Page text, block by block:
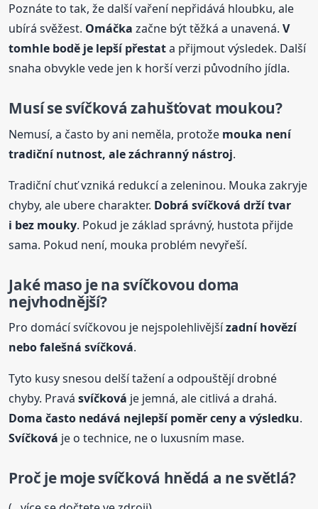
Poznáte to tak, že další vaření nepřidává hloubku, ale
ubírá svěžest. Omáčka začne být těžká a unavená.V
tomhle bodě je lepší přestata přijmout výsledek. Další
snaha obvykle vede jen k horší verzi původního jídla.
Musí sesvíčková zahušťovat moukou?
Nemusí, a často by ani neměla, protože mouka není
tradiční nutnost, ale záchranný nástroj.
Tradiční chuť vzniká redukcí a zeleninou. Mouka zakryje
chyby, ale ubere charakter. Dobrásvíčková drží tvar
i bez mouky. Pokud je základ správný, hustota přijde
sama. Pokud není, mouka problém nevyřeší.
Jaké maso je na svíčkovou doma
nejvhodnější?
Pro domácí svíčkovou je nejspolehlivějšízadní hovězí
nebo falešnásvíčková.
Tyto kusy snesou delší tažení a odpouštějí drobné
chyby. Pravásvíčková je jemná, ale citlivá a drahá.
Doma často nedává nejlepší poměr ceny a výsledku.
Svíčková je o technice, ne o luxusním mase.
Proč je mojesvíčková hnědá a ne světlá?